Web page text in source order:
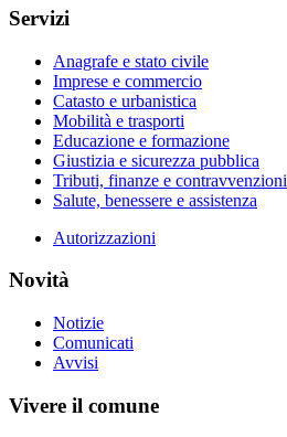
Servizi
Anagrafe e stato civile
Imprese e commercio
Catasto e urbanistica
Mobilità e trasporti
Educazione e formazione
Giustizia e sicurezza pubblica
Tributi, finanze e contravvenzioni
Salute, benessere e assistenza
Autorizzazioni
Novità
Notizie
Comunicati
Avvisi
Vivere il comune